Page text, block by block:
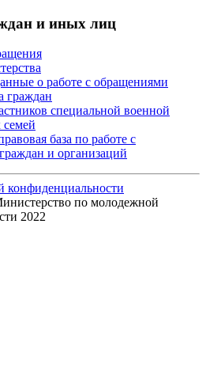
и иных лиц
о работе с обращениями
граждан
специальной военной
база по работе с
и организаций
конфиденциальности
по молодежной
2022